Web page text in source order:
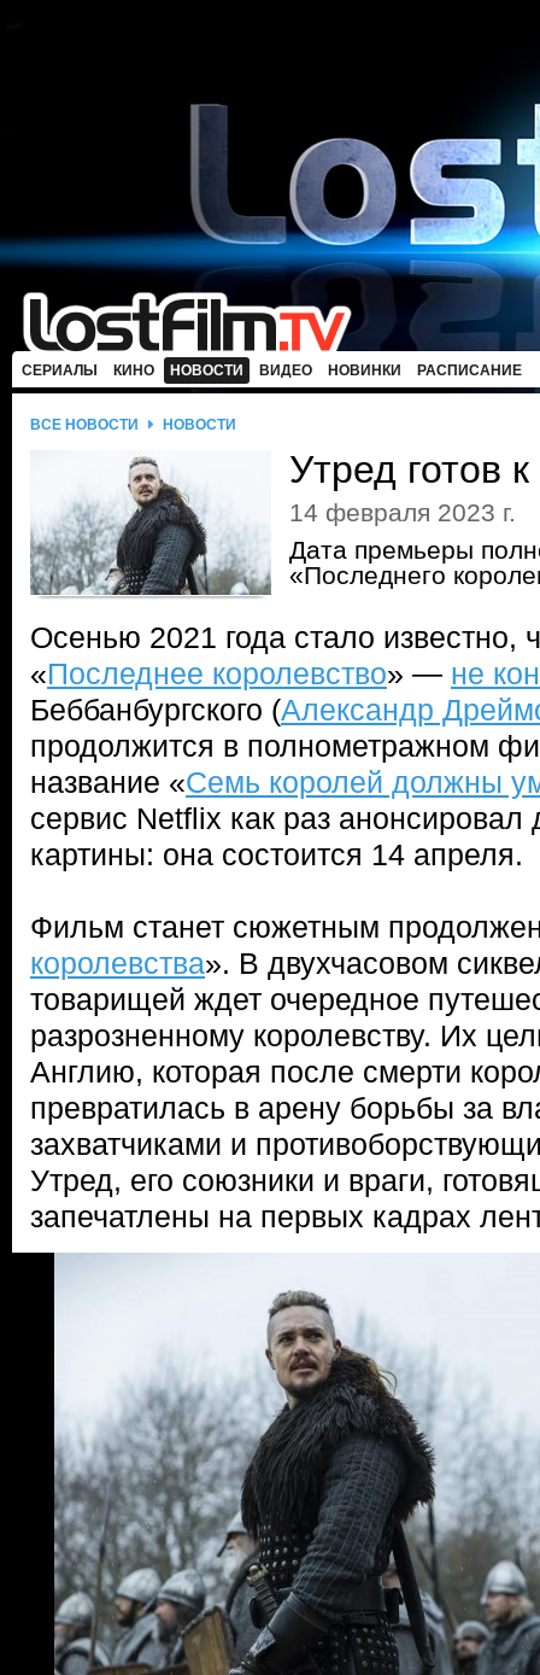
СЕРИАЛЫ КИНО НОВОСТИ ВИДЕО НОВИНКИ РАСПИСАНИЕ
ВСЕ НОВОСТИ НОВОСТИ
Утред готов
14 февраля 2023 г.
Дата премьеры
«Последнего
Осенью 2021 года стало известно,
«Последнее королевство» — не
Беббанбургского (Александр
продолжится в полнометражном
название «Семь королей должны
сервис Netflix как раз
картины: она состоится 14 апреля.
Фильм станет сюжетным
королевства». В двухчасовом
товарищей ждет очередное
разрозненному королевству. Их
Англию, которая после смерти
превратилась в арену борьбы за
захватчиками и
Утред, его союзники и враги,
запечатлены на первых кадрах